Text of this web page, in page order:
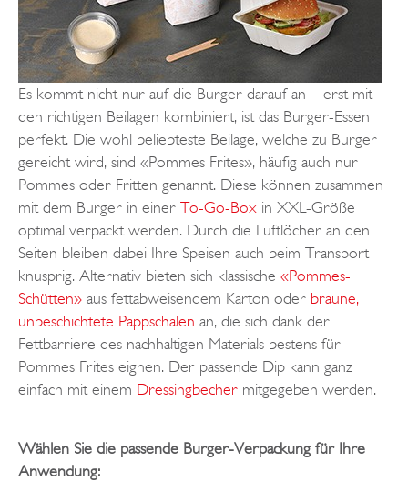
Es kommt nicht nur auf die Burger darauf an – erst mit
den richtigen Beilagen kombiniert, ist das Burger-Essen
perfekt. Die wohl beliebteste Beilage, welche zu Burger
gereicht wird, sind «Pommes Frites», häufig auch nur
Pommes oder Fritten genannt. Diese können zusammen
mit dem Burger in einer To-Go-Box in XXL-Größe
optimal verpackt werden. Durch die Luftlöcher an den
Seiten bleiben dabei Ihre Speisen auch beim Transport
knusprig. Alternativ bieten sich klassische «Pommes-
Schütten» aus fettabweisendem Karton oder braune,
unbeschichtete Pappschalen an, die sich dank der
Fettbarriere des nachhaltigen Materials bestens für
Pommes Frites eignen. Der passende Dip kann ganz
einfach mit einem Dressingbecher mitgegeben werden.
Wählen Sie die passende Burger-Verpackung für Ihre
Anwendung: